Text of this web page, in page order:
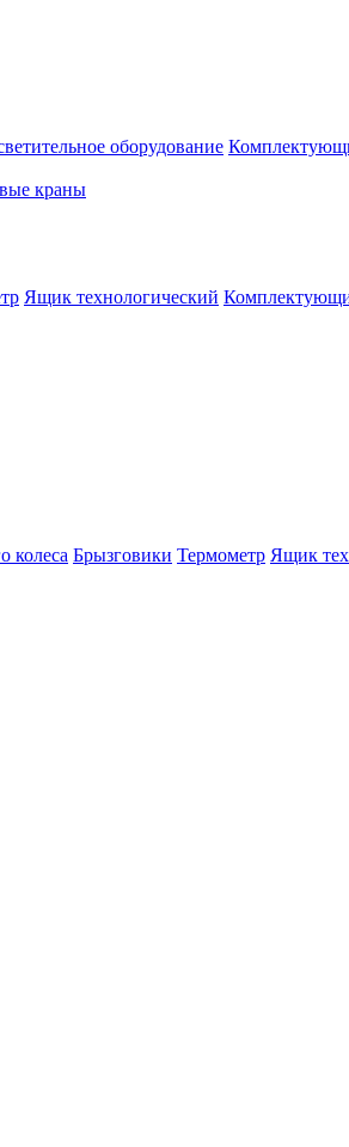
оборудование
краны
Ящик технологический
колеса Брызговики Термометр Ящик